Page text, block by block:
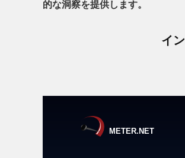
的な洞察を提供します。
イ